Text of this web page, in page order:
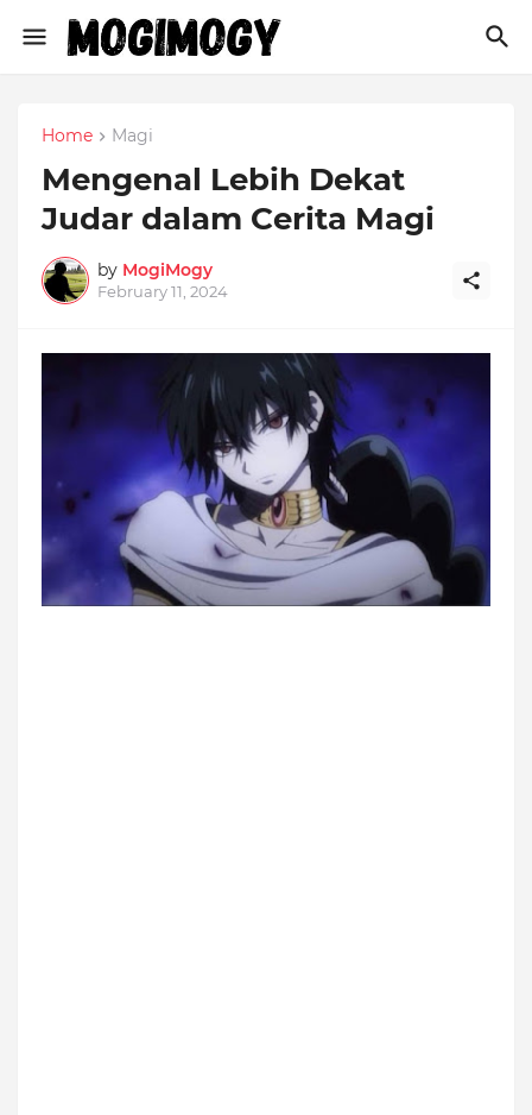
Home Magi
Mengenal Lebih Dekat
Judar dalam Cerita Magi
by MogiMogy
February 11, 2024